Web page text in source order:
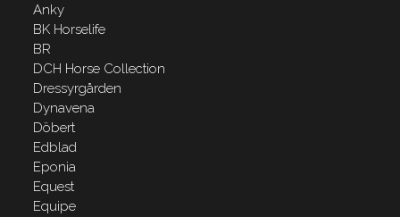
Anky
BK Horselife
BR
DCH Horse Collection
Dressyrgården
Dynavena
Döbert
Edblad
Eponia
Equest
Equipe